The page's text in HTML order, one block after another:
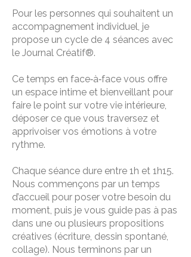
Pour les personnes qui souhaitent un
accompagnement individuel, je
propose un cycle de 4 séances avec
le Journal Créatif®.
Ce temps en face‑à‑face vous offre
un espace intime et bienveillant pour
faire le point sur votre vie intérieure,
déposer ce que vous traversez et
apprivoiser vos émotions à votre
rythme.
Chaque séance dure entre 1h et 1h15.
Nous commençons par un temps
d’accueil pour poser votre besoin du
moment, puis je vous guide pas à pas
dans une ou plusieurs propositions
créatives (écriture, dessin spontané,
collage). Nous terminons par un